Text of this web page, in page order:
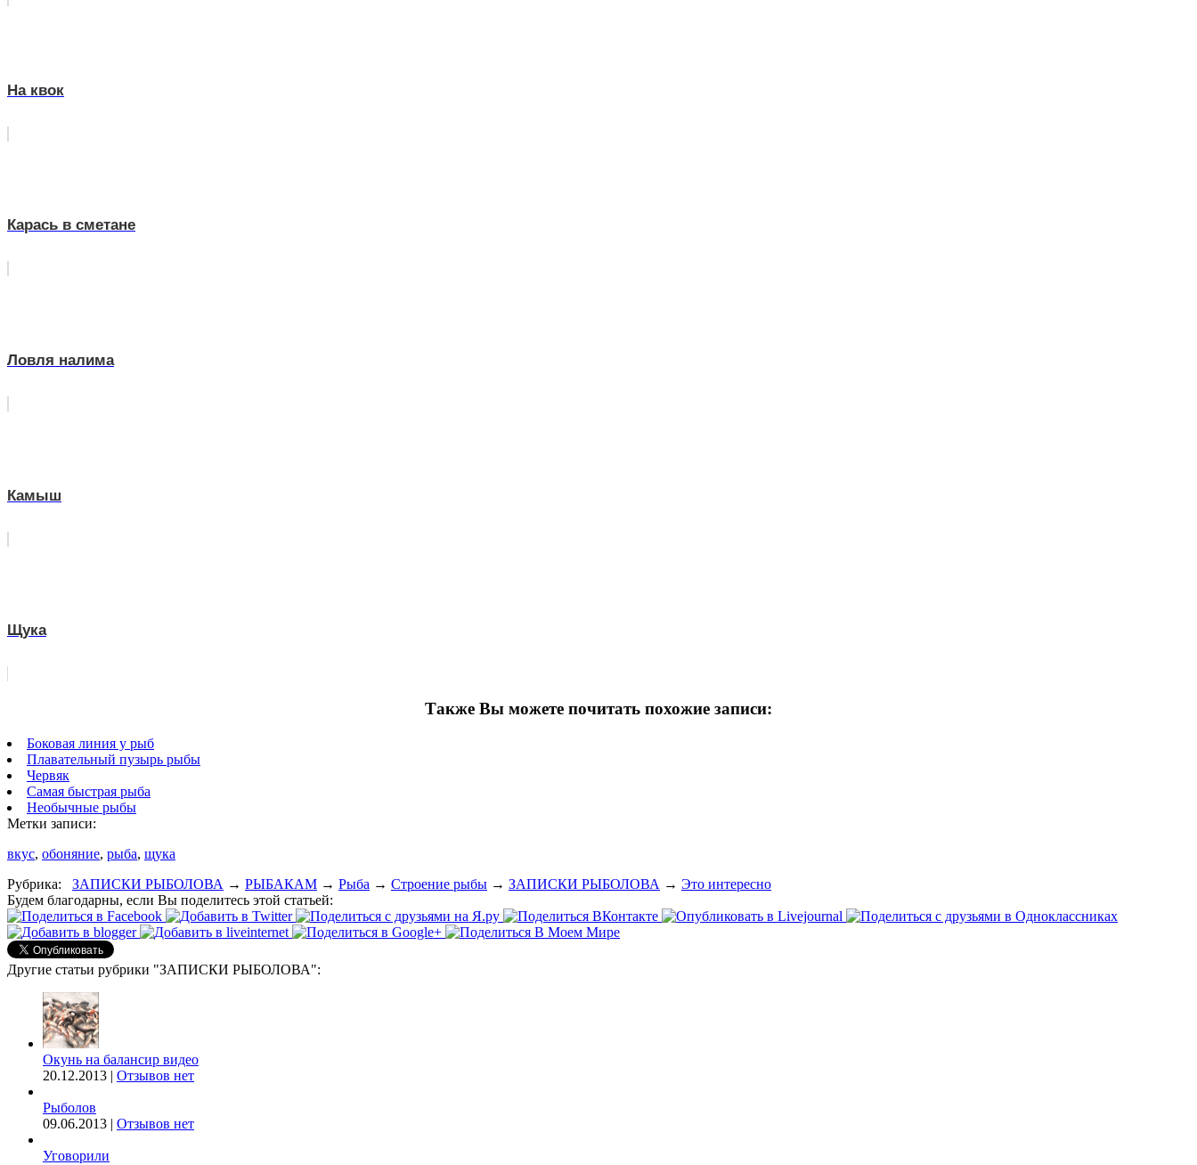
На квок
Карась в сметане
Ловля налима
Камыш
Щука
Также Вы можете почитать похожие записи:
Боковая линия у рыб
Плавательный пузырь рыбы
Червяк
Самая быстрая рыба
Необычные рыбы
Метки записи:
вкус, обоняние, рыба, щука
Рубрика: ЗАПИСКИ РЫБОЛОВА → РЫБАКАМ → Рыба → Строение рыбы → ЗАПИСКИ РЫБОЛОВА → Это интересно
Будем благодарны, если Вы поделитесь этой статьей:
Другие статьи рубрики "ЗАПИСКИ РЫБОЛОВА":
Окунь на балансир видео
20.12.2013 | Отзывов нет
Рыболов
09.06.2013 | Отзывов нет
Уговорили